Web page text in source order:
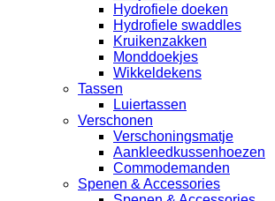
Hydrofiele doeken
Hydrofiele swaddles
Kruikenzakken
Monddoekjes
Wikkeldekens
Tassen
Luiertassen
Verschonen
Verschoningsmatje
Aankleedkussenhoezen
Commodemanden
Spenen & Accessories